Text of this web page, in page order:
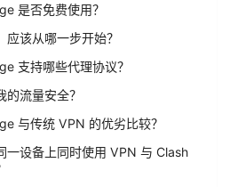
是否免费使用？
应该从哪一步开始？
支持哪些代理协议？
的流量安全？
与传统 VPN 的优劣比较？
一设备上同时使用 VPN 与 Clash